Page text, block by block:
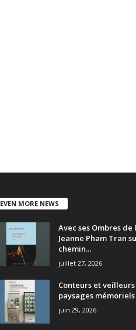
EVEN MORE NEWS
Avec ses Ombres de
Jeanne Pham Tran
chemin...
juillet 27, 2026
Conteurs et
paysages mémoriels
juin 29, 2026